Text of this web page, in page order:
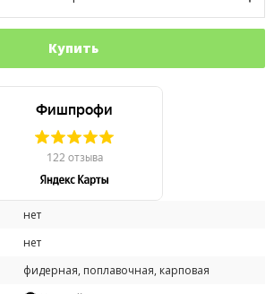
нет
нет
фидерная, поплавочная, карповая
Купить